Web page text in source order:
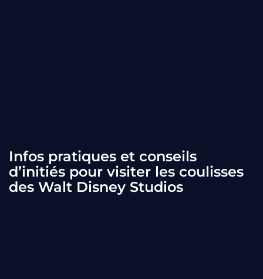
Infos pratiques et conseils
d’initiés pour visiter les coulisses
des Walt Disney Studios